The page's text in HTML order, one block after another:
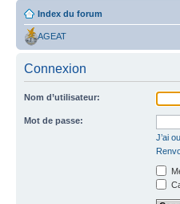
Index du forum
AGEAT
Connexion
Nom d’utilisateur:
Mot de passe:
J’ai